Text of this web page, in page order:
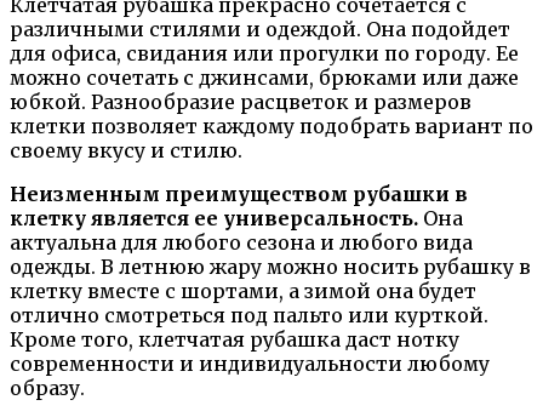
различными стилями и одеждой. Она подойдет
для офиса, свидания или прогулки по городу. Ее
можно сочетать с джинсами, брюками или даже
юбкой. Разнообразие расцветок и размеров
клетки позволяет каждому подобрать вариант по
своему вкусу и стилю.
Неизменным преимуществом рубашки в
клетку является ее универсальность. Она
актуальна для любого сезона и любого вида
одежды. В летнюю жару можно носить рубашку в
клетку вместе с шортами, а зимой она будет
отлично смотреться под пальто или курткой.
Кроме того, клетчатая рубашка даст нотку
современности и индивидуальности любому
образу.